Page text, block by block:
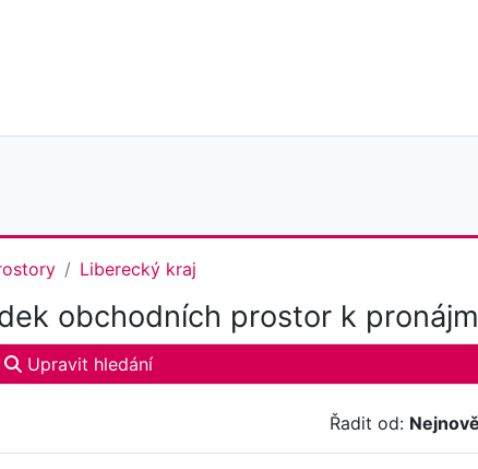
Liberecký kraj
obchodních prostor k
Upravit hledání
Řadit od: